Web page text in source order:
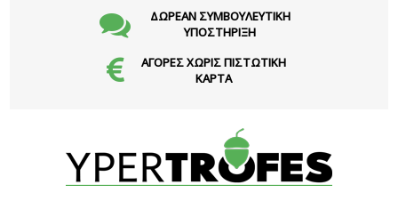
ΔΩΡΕΑΝ ΣΥΜΒΟΥΛΕΥΤΙΚΗ
ΥΠΟΣΤΗΡΙΞΗ
ΑΓΟΡΕΣ ΧΩΡΙΣ ΠΙΣΤΩΤΙΚΗ
ΚΑΡΤΑ